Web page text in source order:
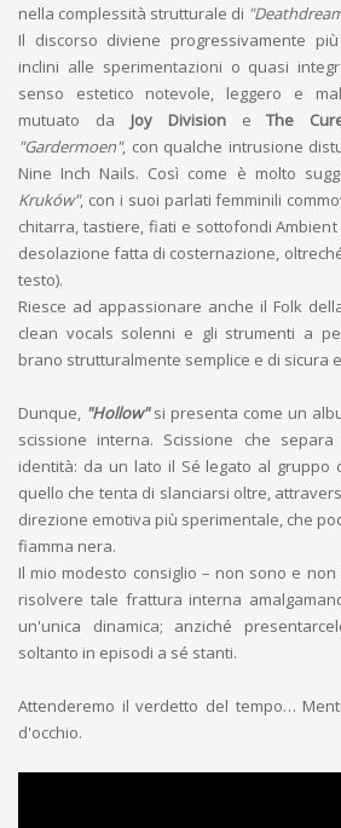
nella complessità strutturale di
Il discorso diviene progressivamente
inclini alle sperimentazioni o quasi
senso estetico notevole, leggero e
mutuato da Joy DivisioneThe
"Gardermoen", con qualche intrusione
Nine Inch Nails. Così come è molto
Kruków", con i suoi parlati femminili
chitarra, tastiere, fiati e sottofondi
desolazione fatta di costernazione,
testo).
Riesce ad appassionare anche il Folk
clean vocals solenni e gli strumenti a
brano strutturalmente semplice e di sicura
Dunque, "Hollow"si presenta come un
scissione interna. Scissione che
identità: da un lato il Sé legato al gruppo
quello che tenta di slanciarsi oltre,
direzione emotiva più sperimentale, che
fiamma nera.
Il mio modesto consiglio – non sono e
risolvere tale frattura interna
un'unica dinamica; anziché
soltanto in episodi a sé stanti.
Attenderemo il verdetto del tempo…
d'occhio.